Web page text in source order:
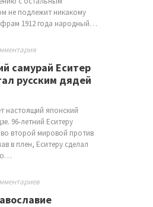
не подлежит никакому
1912 года народный…
самурай Еситер
русским дядей
настоящий японский
96-летний Еситеру
второй мировой против
в плен, Еситеру сделал